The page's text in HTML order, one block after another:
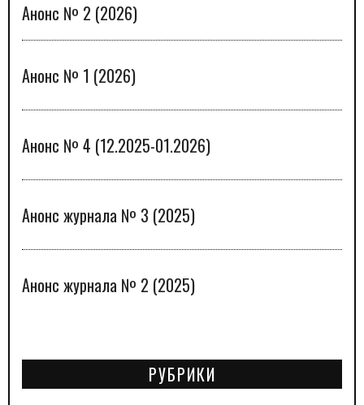
Анонс № 2 (2026)
Анонс № 1 (2026)
Анонс № 4 (12.2025-01.2026)
Анонс журнала № 3 (2025)
Анонс журнала № 2 (2025)
РУБРИКИ